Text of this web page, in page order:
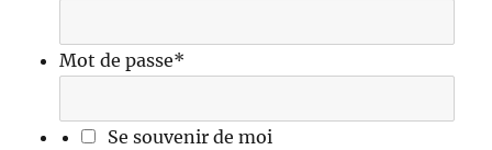
Mot de passe*
Se souvenir de moi